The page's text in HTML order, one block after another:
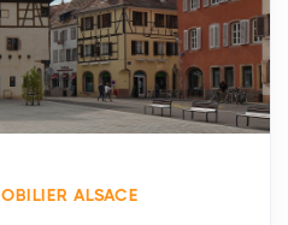
ALSACE